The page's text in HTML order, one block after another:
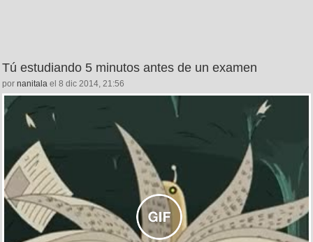
Tú estudiando 5 minutos antes de un examen
por nanitala el 8 dic 2014, 21:56